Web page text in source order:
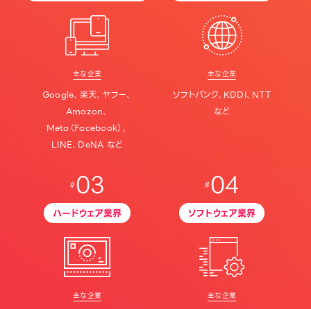
主な企業
Google、楽天、ヤフー、
Amazon、
Meta（Facebook）、
LINE、DeNA など
主な企業
ソフトバンク、KDDI、NTT
など
03
ハードウェア業界
主な企業
04
ソフトウェア業界
主な企業